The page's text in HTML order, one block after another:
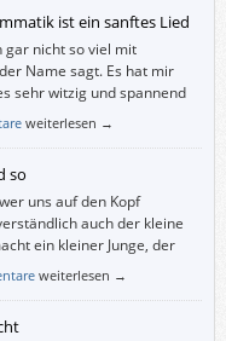
ist ein sanftes Lied
gar nicht so viel mit
Name sagt. Es hat mir
sehr witzig und spannend
weiterlesen →
so
uns auf den Kopf
auch der kleine
ein kleiner Junge, der
kann, wenn dieses (etwa
weiterlesen →